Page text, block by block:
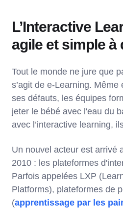
L’Interactive
agile et simple à
Tout le monde ne jure que
s’agit de e-Learning.
ses défauts, les équipes
jeter le bébé avec l'eau du
avec l’interactive learning,
Un nouvel acteur est arrivé
2010 : les plateformes
Parfois appelées LXP
Platforms), plateformes de
(apprentissage par les